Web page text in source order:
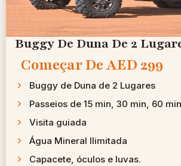
Buggy De Duna De 2
Começar DeAED 299 ​
Buggy de Duna de 2 Lugares
Passeios de 15 min, 30 min, 60
Visita guiada
Água Mineral Ilimitada
Capacete, óculos e luvas.